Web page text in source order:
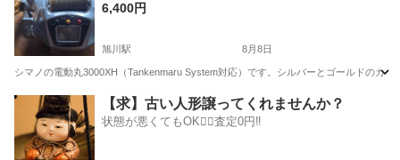
6,400円
旭川駅 8月8日
シマノの電動丸3000XH（Tankenmaru System対応）です。シルバーとゴールドのカ
北海道 旭川市 旭川駅 その他
【求】古い人形譲ってくれませんか？
状態が悪くてもOK🙆‍♀️査定0円‼️